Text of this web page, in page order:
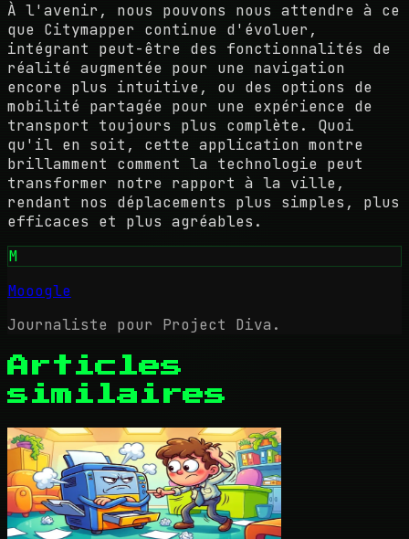
À l'avenir, nous pouvons nous attendre à ce
que Citymapper continue d'évoluer,
intégrant peut-être des fonctionnalités de
réalité augmentée pour une navigation
encore plus intuitive, ou des options de
mobilité partagée pour une expérience de
transport toujours plus complète. Quoi
qu'il en soit, cette application montre
brillamment comment la technologie peut
transformer notre rapport à la ville,
rendant nos déplacements plus simples, plus
efficaces et plus agréables.
M
Mooogle
Journaliste pour Project Diva.
Articles
similaires